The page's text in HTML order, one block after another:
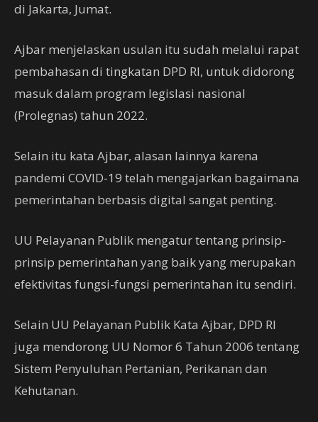
di Jakarta, Jumat.
Ajbar menjelaskan usulan itu sudah melalui rapat
pembahasan di tingkatan DPD RI, untuk didorong
masuk dalam program legislasi nasional
(Prolegnas) tahun 2022.
Selain itu kata Ajbar, alasan lainnya karena
pandemi COVID-19 telah mengajarkan bagaimana
pemerintahan berbasis digital sangat penting.
UU Pelayanan Publik mengatur tentang prinsip-
prinsip pemerintahan yang baik yang merupakan
efektivitas fungsi-fungsi pemerintahan itu sendiri.
Selain UU Pelayanan Publik Kata Ajbar, DPD RI
juga mendorong UU Nomor 6 Tahun 2006 tentang
Sistem Penyuluhan Pertanian, Perikanan dan
Kehutanan.